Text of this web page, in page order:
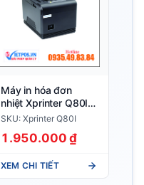
Máy in hóa đơn
nhiệt Xprinter Q80I
hàng chính hãng
SKU: Xprinter Q80I
1.950.000 ₫
XEM CHI TIẾT